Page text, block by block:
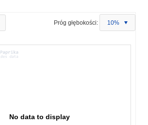
Próg głębokości: 10%
No data to display